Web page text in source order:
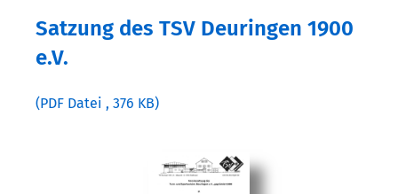
Satzung des TSV Deuringen 1900
e.V.
(PDF Datei , 376 KB)